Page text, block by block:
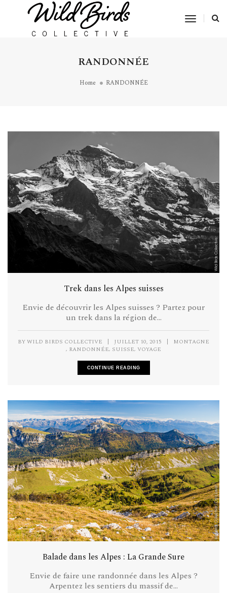
Toggle
RANDONNÉE
Home RANDONNÉE
Trek dans les Alpes suisses
Envie de découvrir les Alpes suisses ? Partez pour
un trek dans la région de...
BYWILD BIRDS COLLECTIVE | JUILLET 10, 2015 |
MONTAGNE
, RANDONNÉE, SUISSE, VOYAGE
CONTINUE READING
Balade dans les Alpes : La Grande Sure
Envie de faire une randonnée dans les Alpes ?
Arpentez les sentiers du massif de...